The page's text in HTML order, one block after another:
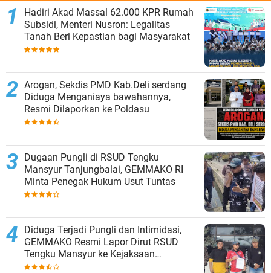
Hadiri Akad Massal 62.000 KPR Rumah
Subsidi, Menteri Nusron: Legalitas
Tanah Beri Kepastian bagi Masyarakat
‎Arogan, Sekdis PMD Kab.Deli serdang
Diduga Menganiaya bawahannya,
Resmi Dilaporkan ke Poldasu
Dugaan Pungli di RSUD Tengku
Mansyur Tanjungbalai, GEMMAKO RI
Minta Penegak Hukum Usut Tuntas
Diduga Terjadi Pungli dan Intimidasi,
GEMMAKO Resmi Lapor Dirut RSUD
Tengku Mansyur ke Kejaksaan
Tanjungbalai